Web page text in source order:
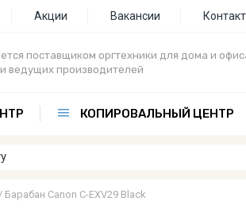
Акции Вакансии
поставщиком оргтехники для дома и
ведущих производителей
КОПИРОВАЛЬНЫЙ ЦЕНТР
Барабан Canon C-EXV29 Black